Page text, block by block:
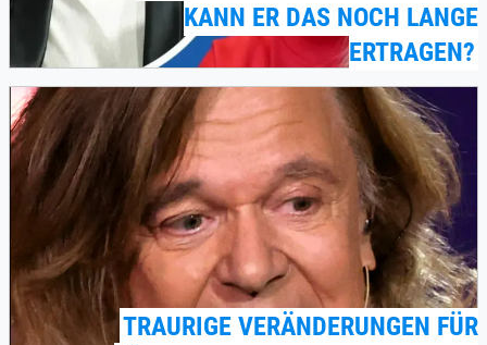
KANN ER DAS NOCH LANGE
ERTRAGEN?
TRAURIGE VERÄNDERUNGEN FÜR